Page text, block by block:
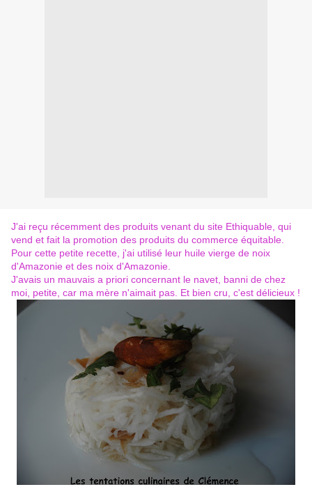
J'ai reçu récemment des produits venant du site Ethiquable , qui
vend et fait la promotion des produits du commerce équitable.
Pour cette petite recette, j'ai utilisé leur huile vierge de noix
d'Amazonie et des noix d'Amazonie.
J'avais un mauvais a priori concernant le navet, banni de chez
moi, petite, car ma mère n'aimait pas. Et bien cru, c'est délicieux !